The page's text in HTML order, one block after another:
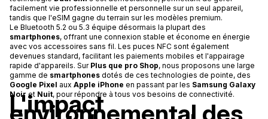
facilement vie professionnelle et personnelle sur un seul appareil,
tandis que l'eSIM gagne du terrain sur les modèles premium.
Le Bluetooth 5.2 ou 5.3 équipe désormais la plupart des
smartphones, offrant une connexion stable et économe en énergie
avec vos accessoires sans fil. Les puces NFC sont également
devenues standard, facilitant les paiements mobiles et l'appairage
rapide d'appareils. Sur Plus que pro Shop, nous proposons une large
gamme de smartphones dotés de ces technologies de pointe, des
Google Pixel aux Apple iPhone en passant par les Samsung Galaxy
Noir et Nuit, pour répondre à tous vos besoins de connectivité.
L'impact